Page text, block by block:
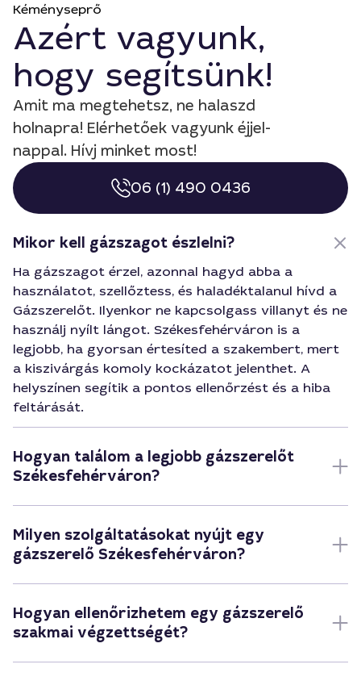
Kéményseprő
Azért vagyunk,
hogy segítsünk!
Amit ma megtehetsz, ne halaszd
holnapra! Elérhetőek vagyunk éjjel-
nappal. Hívj minket most!
06 (1) 490 0436
Mikor kell gázszagot észlelni?
Ha gázszagot érzel, azonnal hagyd abba a
használatot, szellőztess, és haladéktalanul hívd a
Gázszerelőt. Ilyenkor ne kapcsolgass villanyt és ne
használj nyílt lángot. Székesfehérváron is a
legjobb, ha gyorsan értesíted a szakembert, mert
a kiszivárgás komoly kockázatot jelenthet. A
helyszínen segítik a pontos ellenőrzést és a hiba
feltárását.
Hogyan találom a legjobb gázszerelőt
Székesfehérváron?
Milyen szolgáltatásokat nyújt egy
gázszerelő Székesfehérváron?
Hogyan ellenőrizhetem egy gázszerelő
szakmai végzettségét?